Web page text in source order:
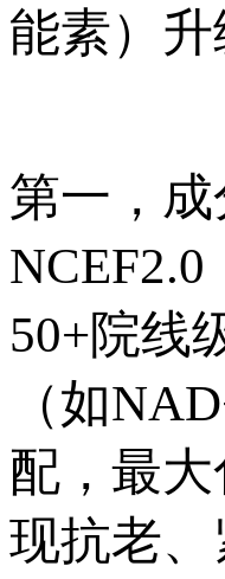
能素）
第一，
50+院线
（如
配，最
现抗老